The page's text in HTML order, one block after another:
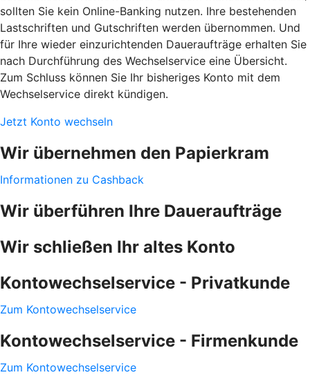
sollten Sie kein Online-Banking nutzen. Ihre bestehenden
Lastschriften und Gutschriften werden übernommen. Und
für Ihre wieder einzurichtenden Daueraufträge erhalten Sie
nach Durchführung des Wechselservice eine Übersicht.
Zum Schluss können Sie Ihr bisheriges Konto mit dem
Wechselservice direkt kündigen.
Jetzt Konto wechseln
Wir übernehmen den Papierkram
Informationen zu Cashback
Wir überführen Ihre Daueraufträge
Wir schließen Ihr altes Konto
Kontowechselservice - Privatkunde
Zum Kontowechselservice
Kontowechselservice - Firmenkunde
Zum Kontowechselservice